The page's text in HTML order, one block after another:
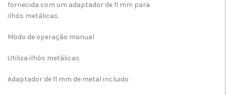
fornecida com um adaptador de 11 mm para
ilhós metálicas.
Modo de operação manual
Utiliza ilhós metálicas
Adaptador de 11 mm de metal incluido